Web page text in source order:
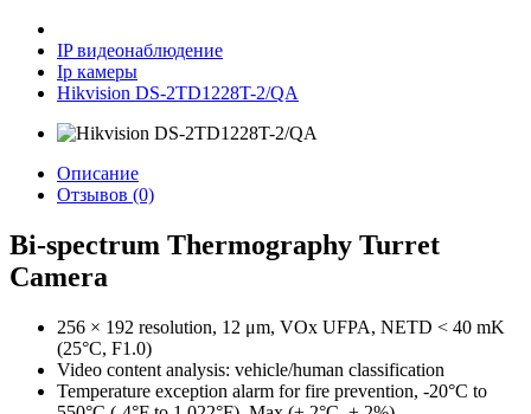
IP видеонаблюдение
Ip камеры
Hikvision DS-2TD1228T-2/QA
Описание
Отзывов (0)
Bi-spectrum Thermography Turret
Camera
256 × 192 resolution, 12 μm, VOx UFPA, NETD < 40 mK
(25°C, F1.0)
Video content analysis: vehicle/human classification
Temperature exception alarm for fire prevention, -20°C to